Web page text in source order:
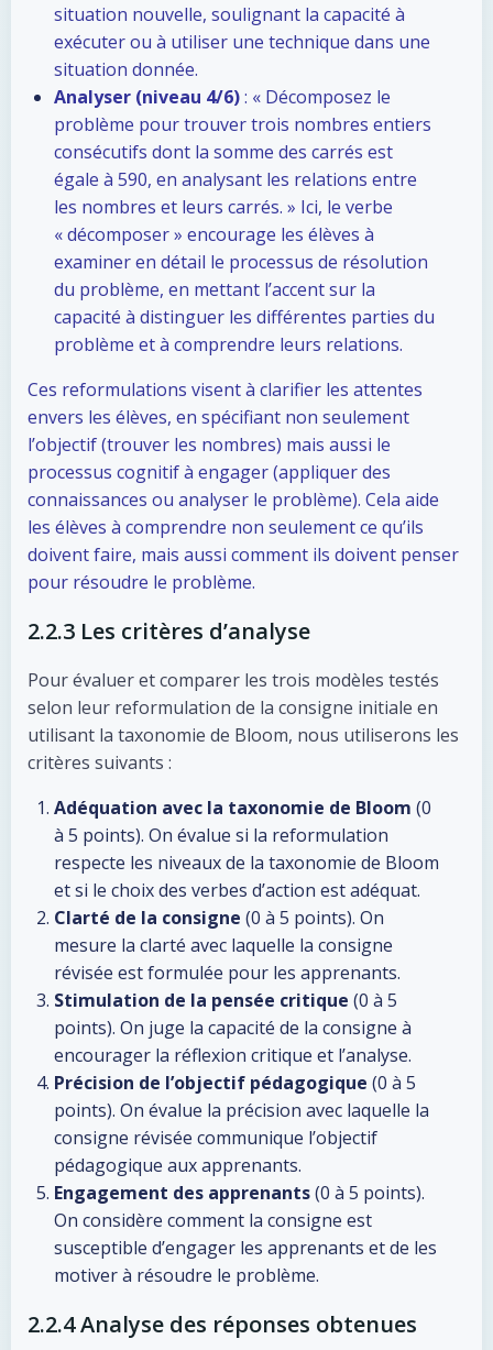
situation nouvelle, soulignant la capacité à
exécuter ou à utiliser une technique dans une
situation donnée.
Analyser (niveau 4/6): « Décomposez le
problème pour trouver trois nombres entiers
consécutifs dont la somme des carrés est
égale à 590, en analysant les relations entre
les nombres et leurs carrés. » Ici, le verbe
« décomposer » encourage les élèves à
examiner en détail le processus de résolution
du problème, en mettant l’accent sur la
capacité à distinguer les différentes parties du
problème et à comprendre leurs relations.
Ces reformulations visent à clarifier les attentes
envers les élèves, en spécifiant non seulement
l’objectif (trouver les nombres) mais aussi le
processus cognitif à engager (appliquer des
connaissances ou analyser le problème). Cela aide
les élèves à comprendre non seulement ce qu’ils
doivent faire, mais aussi comment ils doivent penser
pour résoudre le problème.
2.2.3 Les critères d’analyse
Pour évaluer et comparer les trois modèles testés
selon leur reformulation de la consigne initiale en
utilisant la taxonomie de Bloom, nous utiliserons les
critères suivants :
Adéquation avec la taxonomie de Bloom (0
à 5 points). On évalue si la reformulation
respecte les niveaux de la taxonomie de Bloom
et si le choix des verbes d’action est adéquat.
Clarté de la consigne (0 à 5 points). On
mesure la clarté avec laquelle la consigne
révisée est formulée pour les apprenants.
Stimulation de la pensée critique (0 à 5
points). On juge la capacité de la consigne à
encourager la réflexion critique et l’analyse.
Précision de l’objectif pédagogique (0 à 5
points). On évalue la précision avec laquelle la
consigne révisée communique l’objectif
pédagogique aux apprenants.
Engagement des apprenants(0 à 5 points).
On considère comment la consigne est
susceptible d’engager les apprenants et de les
motiver à résoudre le problème.
2.2.4 Analyse des réponses obtenues